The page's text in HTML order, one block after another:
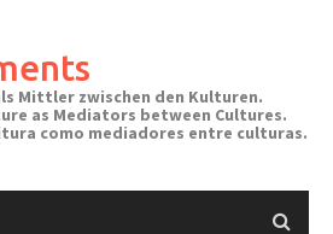
Mittler zwischen den Kulturen.
as Mediators between Cultures.
como mediadores entre culturas.